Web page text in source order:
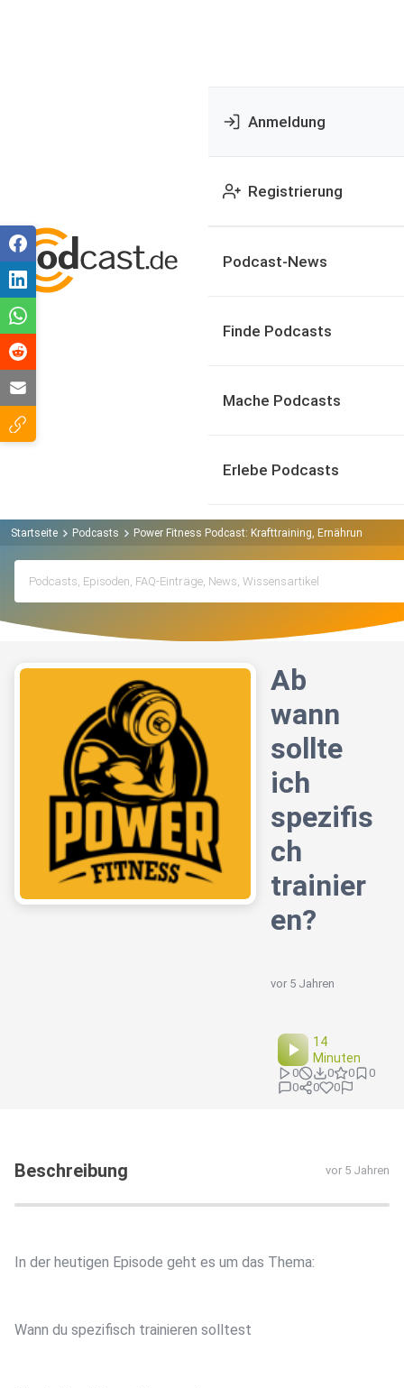
Anmeldung
Registrierung
Podcast-News
Finde Podcasts
Mache Podcasts
Erlebe Podcasts
Startseite Podcasts Power Fitness Podcast: Krafttraining, Ernährung,
Ab
wann
sollte
ich
spezifis
ch
trainier
en?
vor 5 Jahren
14
Minuten
0 0 0
0
0
0 0
Beschreibung vor 5 Jahren
In der heutigen Episode geht es um das Thema:
Wann du spezifisch trainieren solltest